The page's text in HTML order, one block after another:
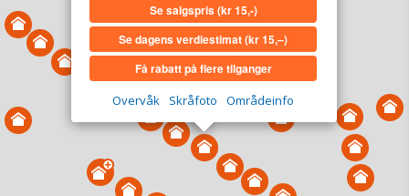
Se salgspris(kr 15,-)
Se dagens verdiestimat(kr 15,–)
Få rabatt på flere tilganger
Overvåk område Vis i kart
Vis alle eiendommer i kartet
Se salgspris(kr 15,-)
Se dagens verdiestimat(kr 15,–)
Få rabatt på flere tilganger
Overvåk
Skråfoto Områdeinfo